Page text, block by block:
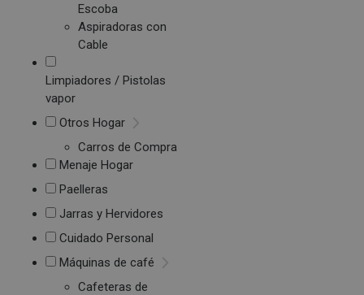
Escoba
Aspiradoras con
Cable
Limpiadores / Pistolas
vapor
Otros Hogar
Carros de Compra
Menaje Hogar
Paelleras
Jarras y Hervidores
Cuidado Personal
Máquinas de café
Cafeteras de